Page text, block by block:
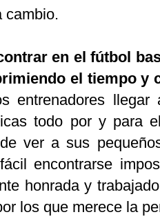
cambio.
en el fútbol
el tiempo y
entrenadores
todo por y para
ver a sus
encontrarse
honrada y
los que merece la